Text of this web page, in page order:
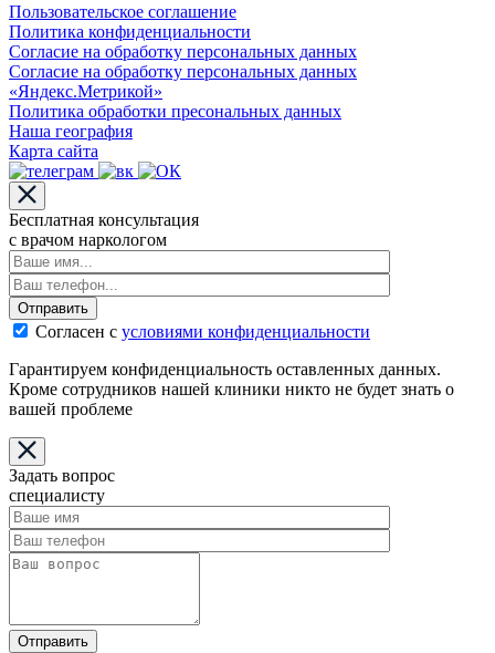
Пользовательское соглашение
Политика конфиденциальности
Согласие на обработку персональных данных
Согласие на обработку персональных данных
«Яндекс.Метрикой»
Политика обработки пресональных данных
Наша география
Карта сайта
Бесплатная консультация
с врачом наркологом
Отправить
Согласен с условиями конфиденциальности
Гарантируем конфиденциальность оставленных данных.
Кроме сотрудников нашей клиники никто не будет знать о
вашей проблеме
Задать вопрос
специалисту
Отправить